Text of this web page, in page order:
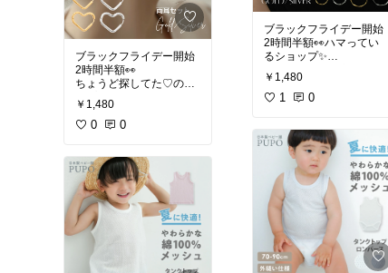
ブラックフライデー開始
2時間半額👀
ちょうど探してた♡のフ
￥1,480
0 0
ブラックフライデー開始
2時間半額👀ハマってい
るショップ✨
どれもデザイン良し！質
感よし！でここのばっか
りつけてる🤭
￥1,480
1 0